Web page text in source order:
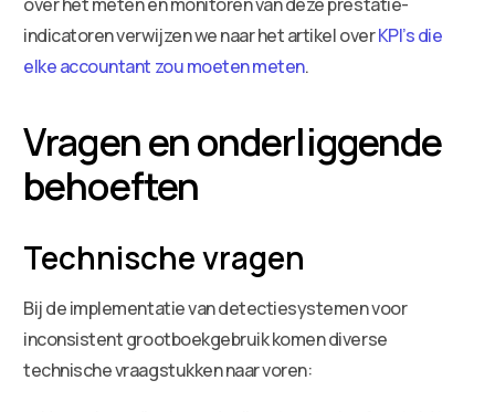
indicatoren verwijzen we naar het artikel overKPI’s die
elke accountant zou moeten meten.
Vragen en onderliggende
behoeften
Technische vragen
Bij de implementatie van detectiesystemen voor
inconsistent grootboekgebruik komen diverse
technische vraagstukken naar voren: